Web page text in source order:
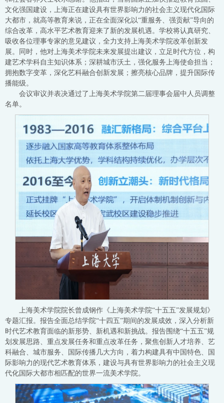
文化强国建设，上海正在建设具有世界影响力的社会主义现代化国际
大都市，就高等教育来说，正在全面深化以“重服务、强贡献”导向的
综合改革，高水平艺术教育迎来了新的发展机遇。学校将认真研究、
吸收各位理事专家的意见建议，全力支持上海美术学院改革创新发
展。同时，他对上海美术学院未来发展提出建议，立足时代方位，构
建艺术学科自主知识体系；深耕城市沃土，强化服务上海使命担当；
拥抱数字变革，深化艺科融合创新发展；擦亮核心品牌，提升国际传
播能级。
会议审议并表决通过了上海美术学院第二届理事会届中人员调整
名单。
上海美术学院院长曾成钢作《上海美术学院“十五五”发展规划》
专题汇报。报告全面总结学院“十四五”期间的发展成效，深入分析新
时代艺术教育面临的新形势、新机遇和新挑战。报告围绕“十五五”规
划发展思路、重点发展任务和重点改革任务，聚焦创新人才培养、艺
科融合、城市服务、国际传播几大方向，着力构建具有中国特色、国
际影响力的现代艺术教育体系，建设与具有世界影响力的社会主义现
代化国际大都市相匹配的世界一流美术学院。